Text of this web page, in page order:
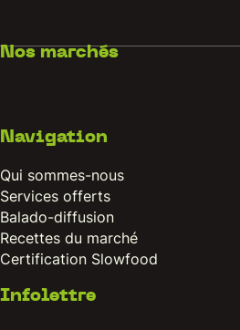
Nos marchés
Navigation
Qui sommes-nous
Services offerts
Balado-diffusion
Recettes du marché
Certification Slowfood
Infolettre